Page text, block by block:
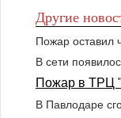
Другие
Пожар оставил
В сети
Пожар в ТРЦ
В Павлодаре